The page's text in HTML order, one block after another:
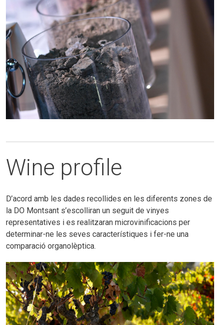
Wine profile
D’acord amb les dades recollides en les diferents zones de
la DO Montsant s’escolliran un seguit de vinyes
representatives i es realitzaran microvinificacions per
determinar-ne les seves característiques i fer-ne una
comparació organolèptica.